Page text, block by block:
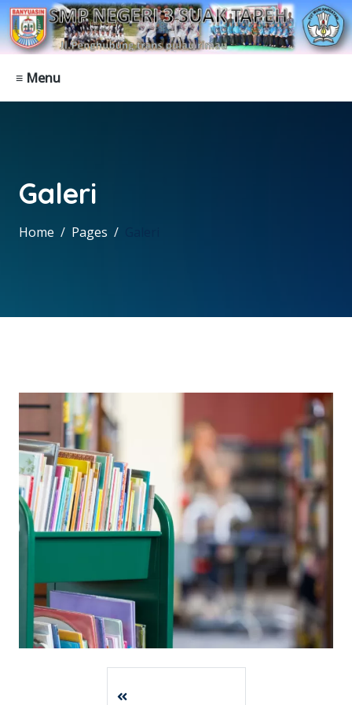
≡ Menu
Galeri
Home Pages